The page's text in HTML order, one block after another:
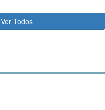
Ver Todos